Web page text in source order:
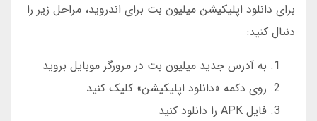
برای دانلود اپلیکیشن میلیون بت برای اندروید، مراحل زیر را
دنبال کنید:
به آدرس جدید میلیون بت در مرورگر موبایل بروید
روی دکمه «دانلود اپلیکیشن» کلیک کنید
فایل APK را دانلود کنید